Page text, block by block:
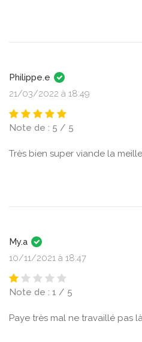
Philippe.e
21/03/2022 à 18:49
Note de : 5 / 5
Très bien super viande la
My.a
10/11/2021 à 18:47
Note de : 1 / 5
Paye très mal ne travaillé pas